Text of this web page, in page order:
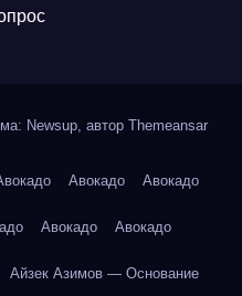
Newsup, автор Themeansar
Авокадо Авокадо
Авокадо Авокадо
Айзек Азимов — Основание